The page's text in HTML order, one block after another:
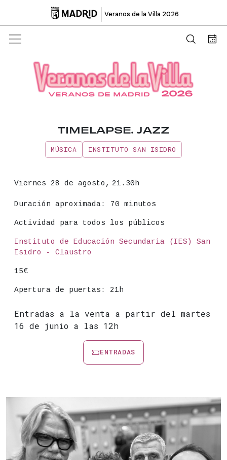
 Veranos de la Villa 2026
Abrir
TIMELAPSE. JAZZ
MÚSICA INSTITUTO SAN ISIDRO
Información principal del
Fecha
Viernes 28 de agosto, 21.30h
Duración aproximada: 70 minutos
Actividad para todos los públicos
Lugar
Instituto de Educación Secundaria (IES) San
Isidro - Claustro
Precio
15€
Apertura de puertas: 21h
Entradas a la venta a partir del martes
16 de junio a las 12h
ENTRADAS